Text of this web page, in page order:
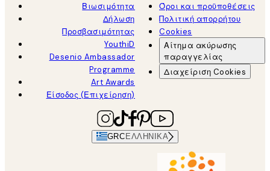
Βιωσιμότητα
Δήλωση
Προσβασιμότητας
YouthiD
Desenio Ambassador
Programme
Art Awards
Είσοδος (Επιχείρηση)
Όροι και προϋποθέσεις
Πολιτική απορρήτου
Cookies
Αίτημα ακύρωσης
παραγγελίας
Διαχείριση Cookies
GRC ΕΛΛΗΝΙΚΆ